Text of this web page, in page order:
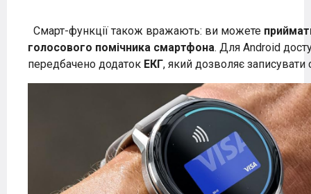
Смарт-функції також вражають: ви можете
голосового помічника смартфона. Для Android
передбачено додаток ЕКГ, який дозволяє